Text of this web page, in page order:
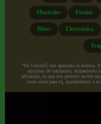
Musicales Fusión
Blues Electrónica
“En Union25 nos apasiona la música.
opciones de transporte, alojamiento
afiliación, lo que nos permite recibir
coste extra para ti), ayudándonos a